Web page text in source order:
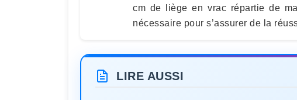
cm de liège en vrac répartie de
nécessaire pour s’assurer de la
LIRE AUSSI